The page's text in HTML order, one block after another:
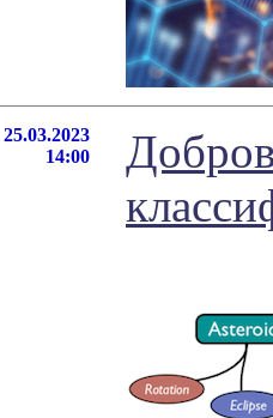
25.03.2023
14:00